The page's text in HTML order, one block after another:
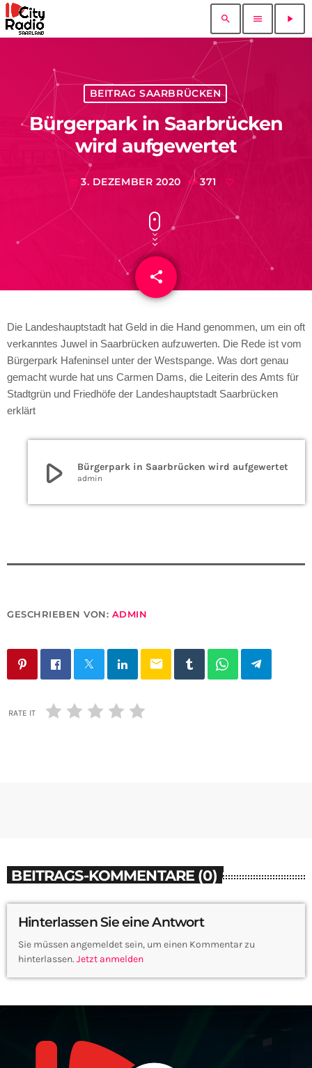
search menu play_arrow
BEITRAG SAARBRÜCKEN
Bürgerpark in Saarbrücken
wird aufgewertet
today 3. DEZEMBER 2020 371
share
email
Die Landeshauptstadt hat Geld in die Hand genommen, um ein oft
verkanntes Juwel in Saarbrücken aufzuwerten. Die Rede ist vom
Bürgerpark Hafeninsel unter der Westspange. Was dort genau
gemacht wurde hat uns Carmen Dams, die Leiterin des Amts für
Stadtgrün und Friedhöfe der Landeshauptstadt Saarbrücken
erklärt
play_arrow Bürgerpark in Saarbrücken wird aufgewertet
admin
GESCHRIEBEN VON: ADMIN
email
RATE IT
BEITRAGS-KOMMENTARE (0)
Hinterlassen Sie eine Antwort
Sie müssen angemeldet sein, um einen Kommentar zu
hinterlassen. Jetzt anmelden